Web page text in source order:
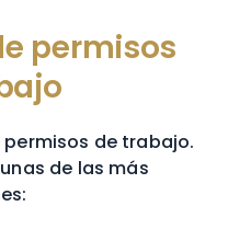
permisos
de trabajo.
de las más